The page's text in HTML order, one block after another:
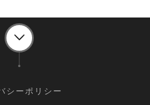
シーポリシー